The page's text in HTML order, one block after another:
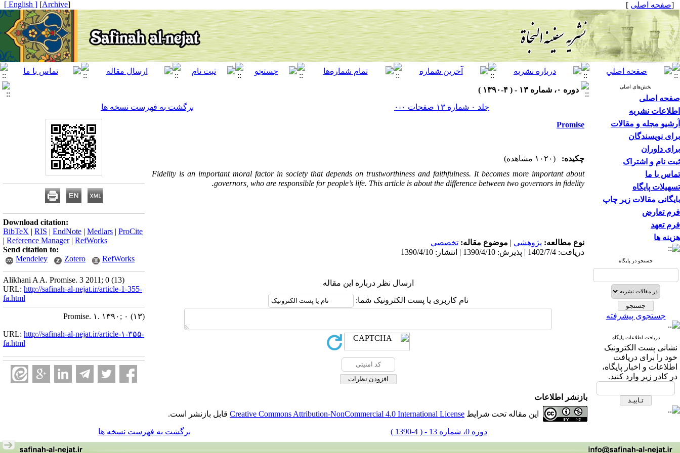
[صفحه اصلی ]
[
Archive
]
[ English ]
بخش‌های اصلی
صفحه اصلی
اطلاعات نشریه
آرشیو مجله و مقالات
برای نویسندگان
برای داوران
ثبت نام و اشتراک
تماس با ما
تسهیلات پایگاه
بایگانی مقالات زیر چاپ
فرم تعارض
فرم تعهد
هزینه ها
جستجو در پایگاه
جستجوی پیشرفته
دریافت اطلاعات پایگاه
نشانی پست الکترونیک
خود را برای دریافت
اطلاعات و اخبار پایگاه،
در کادر زیر وارد کنید.
دوره ۰، شماره ۱۳ - ( ۴-۱۳۹۰ )
جلد ۰ شماره ۱۳ صفحات ۰-۰
برگشت به فهرست نسخه ها
Promise
چکیده:
(۱۰۲۰ مشاهده)
Fidelity is an important moral factor in society that depends on trustworthiness and faithfulness. It becomes more important about
governors, who are responsible for people’s life. This article is about the difference between two governors in fidelity
.
نوع مطالعه: پژوهشي | موضوع مقاله: تخصصي
دریافت: 1402/7/4 | پذیرش: 1390/4/10 | انتشار: 1390/4/10
ارسال نظر درباره این مقاله
نام کاربری یا پست الکترونیک شما:
Download citation:
BibTeX | RIS | EndNote | Medlars | ProCite
| Reference Manager| RefWorks
Send citation to:
Mendeley
Zotero RefWorks
Alikhani A A. Promise. 3 2011; 0 (13)
URL: http://safinah-al-nejat.ir/article-1-355-
fa.html
Promise. ۱. ۱۳۹۰; ۰ (۱۳)
URL: http://safinah-al-nejat.ir/article-۱-۳۵۵-
fa.html
بازنشر اطلاعات
این مقاله تحت شرایط Creative Commons Attribution-NonCommercial 4.0 International License قابل بازنشر است.
دوره 0، شماره 13 - ( 4-1390 ) برگشت به فهرست نسخه ها